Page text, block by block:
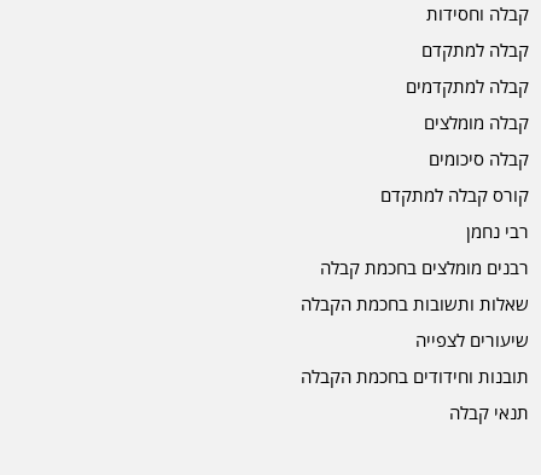
קבלה וחסידות
קבלה למתקדם
קבלה למתקדמים
קבלה מומלצים
קבלה סיכומים
קורס קבלה למתקדם
רבי נחמן
רבנים מומלצים בחכמת קבלה
שאלות ותשובות בחכמת הקבלה
שיעורים לצפייה
תובנות וחידודים בחכמת הקבלה
תנאי קבלה